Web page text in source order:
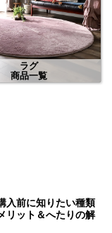
ラグ
商品一覧
入前に知りたい種類
リット＆へたりの解